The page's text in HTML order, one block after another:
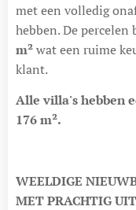
met een volledig
hebben. De
m²wat een ruime
klant.
Alle villa's hebben
176 m².
WEELDIGE
MET PRACHTIG